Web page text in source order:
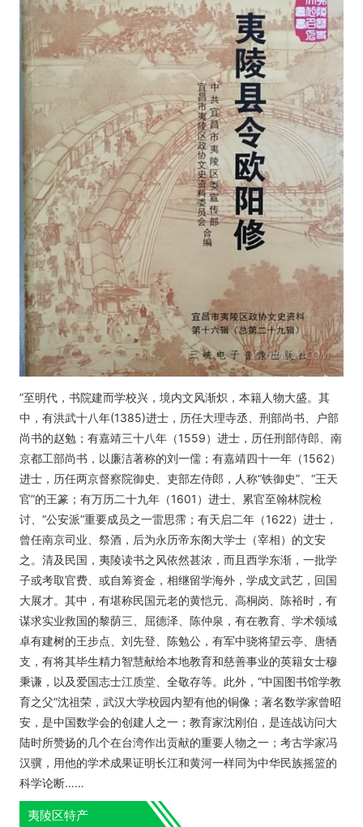
”至明代，书院建而学校兴，境内文风渐炽，本籍人物大盛。其
中，有洪武十八年(1385)进士，历任大理寺丞、刑部尚书、户部
尚书的赵勉；有嘉靖三十八年（1559）进士，历任刑部侍郎、南
京都工部尚书，以廉洁著称的刘一儒；有嘉靖四十一年（1562）
进士，历任两京督察院御史、吏部左侍郎，人称“铁御史”、“王天
官”的王篆；有万历二十九年（1601）进士、累官至翰林院检
讨、“公安派”重要成员之一雷思霈；有天启二年（1622）进士，
曾任南京司业、祭酒，后为永历帝东阁大学士（宰相）的文安
之。清及民国，夷陵读书之风依然甚浓，而且西学东渐，一批学
子或考取官费、或自筹资金，相继留学海外，学成文武艺，回国
大展才。其中，有堪称民国元老的黄恺元、高桐岗、陈裕时，有
谋求实业救国的黎荫三、屈德泽、陈仲泉，有在教育、学术领域
卓有建树的王步点、刘先登、陈勉公，有军中骁将望云亭、唐牺
支，有将其毕生精力智慧献给本地教育和慈善事业的英籍女士穆
秉谦，以及爱国志士江质堂、全敬存等。此外，“中国图书馆学教
育之父”沈祖荣，武汉大学校园内塑有他的铜像；著名数学家曾昭
安，是中国数学会的创建人之一；教育家沈刚伯，是连战访问大
陆时所赞扬的几个在台湾作出贡献的重要人物之一；考古学家冯
汉骥，用他的学术成果证明长江和黄河一样同为中华民族摇篮的
科学论断……
夷陵区特产